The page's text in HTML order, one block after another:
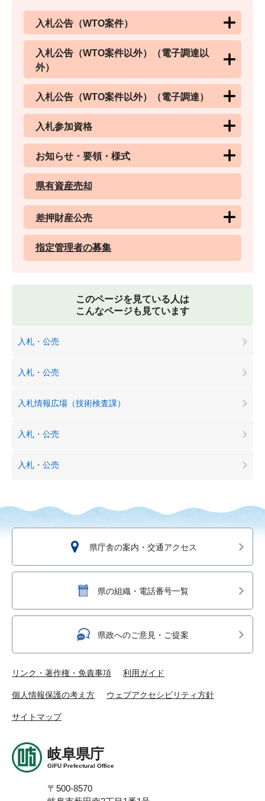
入札公告（WTO案件）
入札公告（WTO案件以外）（電子調達以
外）
入札公告（WTO案件以外）（電子調達）
入札参加資格
お知らせ・要領・様式
県有資産売却
差押財産公売
指定管理者の募集
このページを見ている人は
こんなページも見ています
入札・公売
入札・公売
入札情報広場（技術検査課）
入札・公売
入札・公売
県庁舎の案内・交通アクセス
県の組織・電話番号一覧
県政へのご意見・ご提案
リンク・著作権・免責事項 利用ガイド
個人情報保護の考え方 ウェブアクセシビリティ方針
サイトマップ
岐阜県庁
GIFU Prefectural Office
〒500-8570